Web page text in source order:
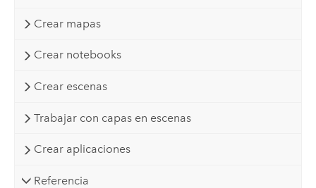
Crear mapas
Crear notebooks
Crear escenas
Trabajar con capas en escenas
Crear aplicaciones
Referencia